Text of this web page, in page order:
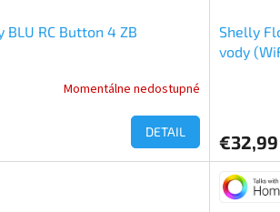
BLU RC Button 4 ZB
Momentálne nedostupné
DETAIL
Shelly
vody
€32,99